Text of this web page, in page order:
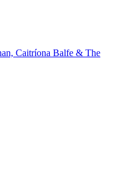
Caitríona Balfe & The